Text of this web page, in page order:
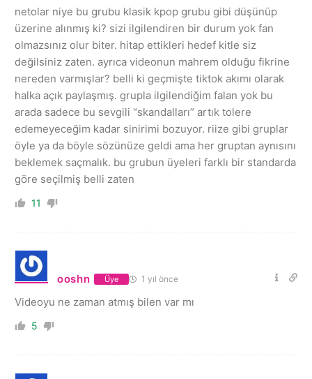
netolar niye bu grubu klasik kpop grubu gibi düşünüp
üzerine alınmış ki? sizi ilgilendiren bir durum yok fan
olmazsınız olur biter. hitap ettikleri hedef kitle siz
değilsiniz zaten. ayrıca videonun mahrem olduğu fikrine
nereden varmışlar? belli ki geçmişte tiktok akımı olarak
halka açık paylaşmış. grupla ilgilendiğim falan yok bu
arada sadece bu sevgili “skandalları” artık tolere
edemeyeceğim kadar sinirimi bozuyor. riize gibi gruplar
öyle ya da böyle sözünüze geldi ama her gruptan aynısını
beklemek saçmalık. bu grubun üyeleri farklı bir standarda
göre seçilmiş belli zaten
11
ooshn Üye 1 yıl önce
Videoyu ne zaman atmış bilen var mı
5